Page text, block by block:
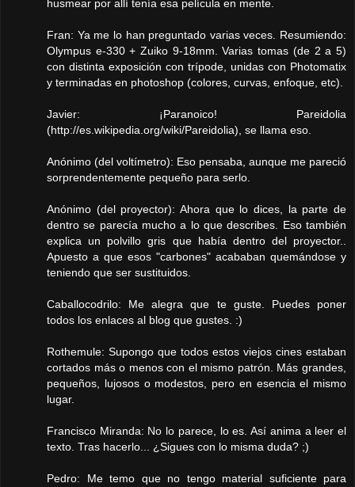
husmear por allí tenía esa película en mente.
Fran: Ya me lo han preguntado varias veces. Resumiendo:
Olympus e-330 + Zuiko 9-18mm. Varias tomas (de 2 a 5)
con distinta exposición con trípode, unidas con Photomatix
y terminadas en photoshop (colores, curvas, enfoque, etc).
Javier: ¡Paranoico! Pareidolia
(http://es.wikipedia.org/wiki/Pareidolia), se llama eso.
Anónimo (del voltímetro): Eso pensaba, aunque me pareció
sorprendentemente pequeño para serlo.
Anónimo (del proyector): Ahora que lo dices, la parte de
dentro se parecía mucho a lo que describes. Eso también
explica un polvillo gris que había dentro del proyector..
Apuesto a que esos "carbones" acababan quemándose y
teniendo que ser sustituidos.
Caballocodrilo: Me alegra que te guste. Puedes poner
todos los enlaces al blog que gustes. :)
Rothemule: Supongo que todos estos viejos cines estaban
cortados más o menos con el mismo patrón. Más grandes,
pequeños, lujosos o modestos, pero en esencia el mismo
lugar.
Francisco Miranda: No lo parece, lo es. Así anima a leer el
texto. Tras hacerlo... ¿Sigues con lo misma duda? ;)
Pedro: Me temo que no tengo material suficiente para